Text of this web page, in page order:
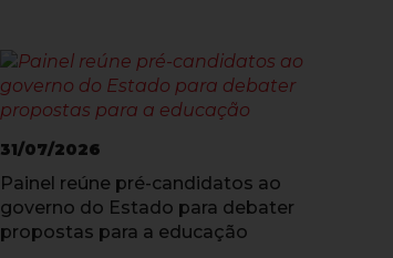
31/07/2026
Painel reúne pré-candidatos ao
governo do Estado para debater
propostas para a educação